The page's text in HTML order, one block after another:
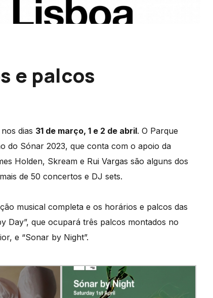
e palcos
dias 31 de março, 1 e 2 de abril. O Parque
do Sónar 2023, que conta com o apoio da
Holden, Skream e Rui Vargas são alguns dos
de 50 concertos e DJ sets.
musical completa e os horários e palcos das
Day”, que ocupará três palcos montados no
e “Sonar by Night”.